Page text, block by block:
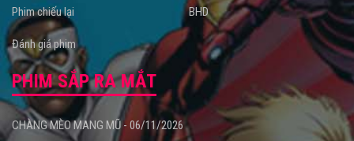
Phim chiếu lại
Đánh giá phim
BHD
PHIM SẮP RA MẮT
CHÀNG MÈO MANG MŨ - 06/11/2026